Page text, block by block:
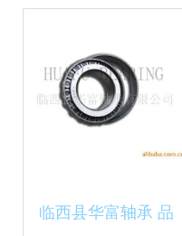
临西县华富轴承 品